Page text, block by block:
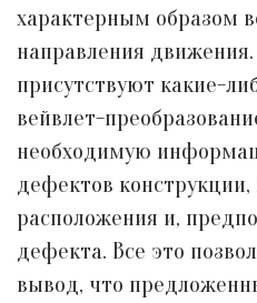
характерным образом
направления
присутствуют какие-
вейвлет-
необходимую
дефектов конструкции,
расположения и,
дефекта. Все это
вывод, что